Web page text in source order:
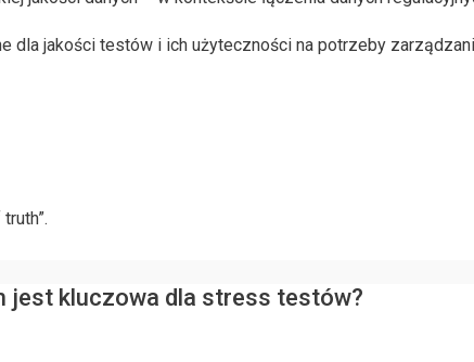
dla jakości testów i ich użyteczności na potrzeby
jest kluczowa dla stress testów?